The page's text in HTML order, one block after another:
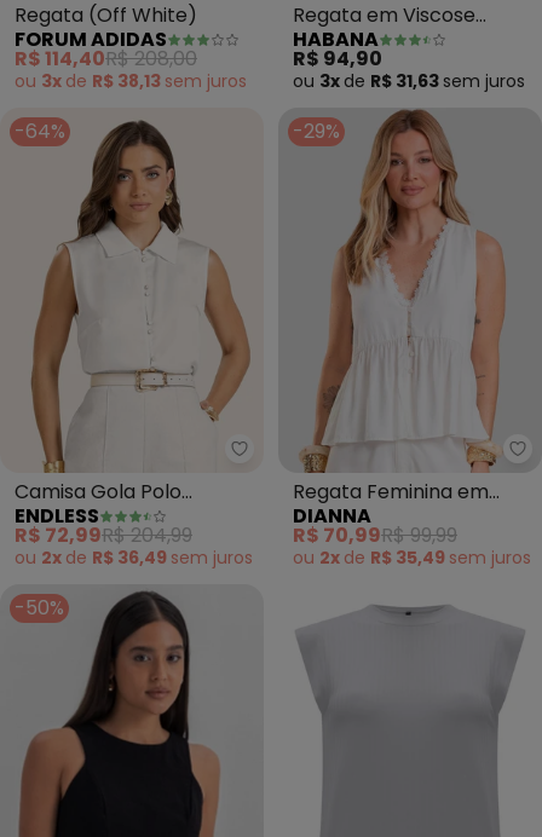
Regata (Off White)
FORUM ADIDAS
R$ 114,40R$ 208,00
ou 3x de R$ 38,13 sem juros
Regata em Viscose
(Preto)
HABANA
R$ 94,90
ou 3x de R$ 31,63 sem juros
-64%
Endless - Camisa Gola Polo
Camisa Gola Polo
Feminina (Bege)
ENDLESS
R$ 72,99R$ 204,99
ou 2x de R$ 36,49 sem juros
-29%
Regata Feminina em
Tecido de Viscose (Bege)
DIANNA
R$ 70,99R$ 99,99
ou 2x de R$ 35,49 sem juros
-50%